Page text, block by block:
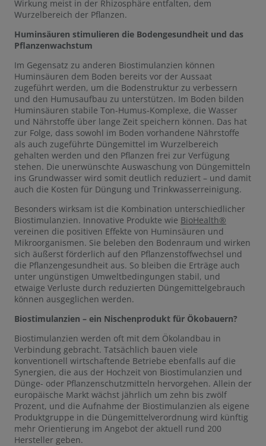
Wirkung meist in der Rhizosphäre entfalten, dem
Wurzelbereich der Pflanzen.
Huminsäuren stimulieren die Bodengesundheit und das
Pflanzenwachstum
Im Gegensatz zu anderen Biostimulanzien können
Huminsäuren dem Boden bereits vor der Aussaat
zugeführt werden, um die Bodenstruktur zu verbessern
und den Humusaufbau zu unterstützen. Im Boden bilden
Huminsäuren stabile Ton-Humus-Komplexe, die Wasser
und Nährstoffe über lange Zeit speichern können. Das hat
zur Folge, dass sowohl im Boden vorhandene Nährstoffe
als auch zugeführte Düngemittel im Wurzelbereich
gehalten werden und den Pflanzen frei zur Verfügung
stehen. Die unerwünschte Auswaschung von Düngemitteln
ins Grundwasser wird somit deutlich reduziert – und damit
auch die Kosten für Düngung und Trinkwasserreinigung.
Besonders wirksam ist die Kombination unterschiedlicher
Biostimulanzien. Innovative Produkte wie BioHealth®
vereinen die positiven Effekte von Huminsäuren und
Mikroorganismen. Sie beleben den Bodenraum und wirken
sich äußerst förderlich auf den Pflanzenstoffwechsel und
die Pflanzengesundheit aus. So bleiben die Erträge auch
unter ungünstigen Umweltbedingungen stabil, und
etwaige Verluste durch reduzierten Düngemittelgebrauch
können ausgeglichen werden.
Biostimulanzien – ein Nischenprodukt für Ökobauern?
Biostimulanzien werden oft mit dem Ökolandbau in
Verbindung gebracht. Tatsächlich bauen viele
konventionell wirtschaftende Betriebe ebenfalls auf die
Synergien, die aus der Hochzeit von Biostimulanzien und
Dünge- oder Pflanzenschutzmitteln hervorgehen. Allein der
europäische Markt wächst jährlich um zehn bis zwölf
Prozent, und die Aufnahme der Biostimulanzien als eigene
Produktgruppe in die Düngemittelverordnung wird künftig
mehr Orientierung im Angebot der aktuell rund 200
Hersteller geben.